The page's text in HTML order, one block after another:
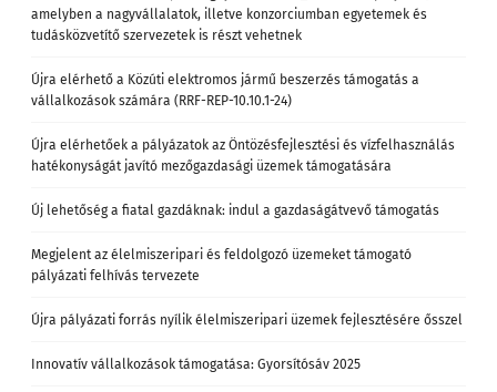
amelyben a nagyvállalatok, illetve konzorciumban egyetemek és
tudásközvetítő szervezetek is részt vehetnek
Újra elérhető a Közúti elektromos jármű beszerzés támogatás a
vállalkozások számára (RRF-REP-10.10.1-24)
Újra elérhetőek a pályázatok az Öntözésfejlesztési és vízfelhasználás
hatékonyságát javító mezőgazdasági üzemek támogatására
Új lehetőség a fiatal gazdáknak: indul a gazdaságátvevő támogatás
Megjelent az élelmiszeripari és feldolgozó üzemeket támogató
pályázati felhívás tervezete
Újra pályázati forrás nyílik élelmiszeripari üzemek fejlesztésére ősszel
Innovatív vállalkozások támogatása: Gyorsítósáv 2025